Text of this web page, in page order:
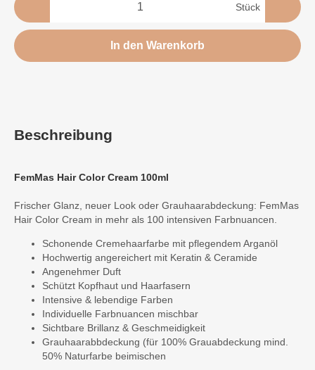
Stück
In den Warenkorb
Beschreibung
FemMas Hair Color Cream 100ml
Frischer Glanz, neuer Look oder Grauhaarabdeckung: FemMas
Hair Color Cream in mehr als 100 intensiven Farbnuancen.
Schonende Cremehaarfarbe mit pflegendem Arganöl
Hochwertig angereichert mit Keratin & Ceramide
Angenehmer Duft
Schützt Kopfhaut und Haarfasern
Intensive & lebendige Farben
Individuelle Farbnuancen mischbar
Sichtbare Brillanz & Geschmeidigkeit
Grauhaarabbdeckung (für 100% Grauabdeckung mind.
50% Naturfarbe beimischen